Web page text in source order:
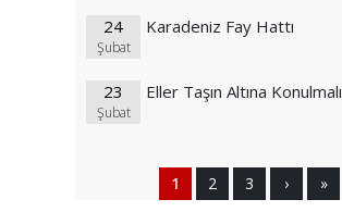
24
Şubat
Karadeniz Fay Hattı
23
Şubat
Eller Taşın Altına Konulmalı
1 2 3 › »